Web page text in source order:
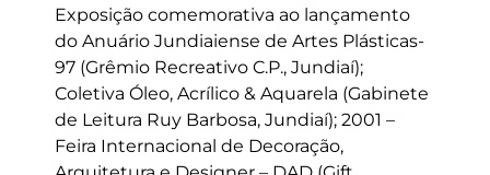
Exposição comemorativa ao lançamento
do Anuário Jundiaiense de Artes Plásticas-
97 (Grêmio Recreativo C.P., Jundiaí);
Coletiva Óleo, Acrílico & Aquarela (Gabinete
de Leitura Ruy Barbosa, Jundiaí); 2001 –
Feira Internacional de Decoração,